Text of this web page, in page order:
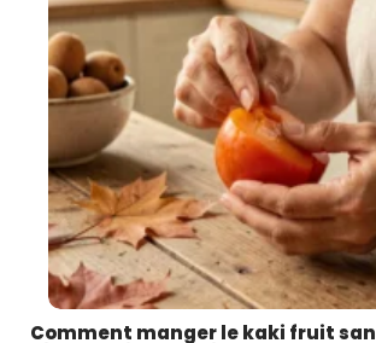
Comment manger le kaki fruit